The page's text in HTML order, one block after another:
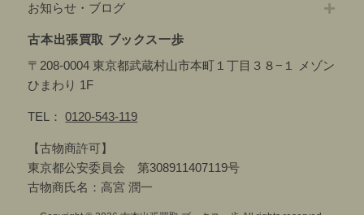
お知らせ・ブログ
古本出張買取 ブックス一歩
〒208-0004 東京都武蔵村山市本町１丁目３８−１ メゾン
ひまわり 1F
TEL：0120-543-119
【古物商許可】
東京都公安委員会 第308911407119号
古物商氏名：高宮 潤一